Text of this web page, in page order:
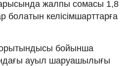
жалпы сомасы 1,8
болатын келісімшарттарға
бойынша
ауыл шаруашылығы